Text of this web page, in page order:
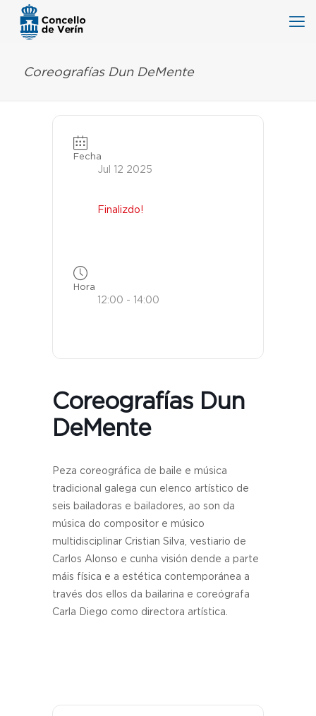
Coreografías Dun DeMente
Fecha
Jul 12 2025
Finalizdo!
Hora
12:00 - 14:00
Coreografías Dun
DeMente
Peza coreográfica de baile e música
tradicional galega cun elenco artístico de
seis bailadoras e bailadores, ao son da
música do compositor e músico
multidisciplinar Cristian Silva, vestiario de
Carlos Alonso e cunha visión dende a parte
máis física e a estética contemporánea a
través dos ellos da bailarina e coreógrafa
Carla Diego como directora artística.